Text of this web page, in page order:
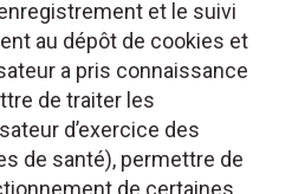
et le suivi
au dépôt de cookies et
a pris connaissance
de traiter les
d’exercice des
de santé), permettre de
de certaines